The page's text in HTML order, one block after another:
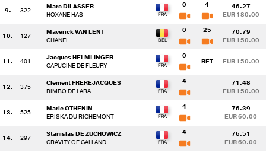
9. 322
Marc DILASSER
HOXANE HAS
0 4 46.27
EUR 180.00
10. 127
Maverick VAN LENT
CHANEL
0 25 70.79
EUR 150.00
11. 401
Jacques HELMLINGER
CAPUCINE DE FLEURY
0
RET EUR 150.00
12. 375
Clement FREREJACQUES
BIMBO DE LARA
4 71.48
EUR 150.00
13. 525
Marie OTHENIN
ERISKA DU RICHEMONT
4 76.39
EUR 60.00
14. 297
Stanislas DE ZUCHOWICZ
GRAVITY OF GALLAND
4 76.51
EUR 60.00